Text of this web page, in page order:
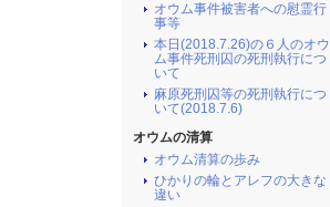
オウム事件被害者への慰霊行
事等
本日(2018.7.26)の６人のオウ
ム事件死刑囚の死刑執行につ
いて
麻原死刑囚等の死刑執行につ
いて(2018.7.6)
オウムの清算
オウム清算の歩み
ひかりの輪とアレフの大きな
違い